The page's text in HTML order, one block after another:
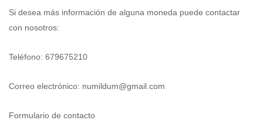
Si desea más información de alguna moneda puede contactar
con nosotros:
Teléfono: 679675210
Correo electrónico: numildum@gmail.com
Formulario de contacto